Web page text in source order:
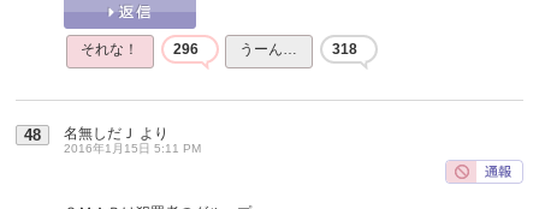
それな！ 296 うーん… 318
48 名無しだＪ より
2016年1月15日 5:11 PM